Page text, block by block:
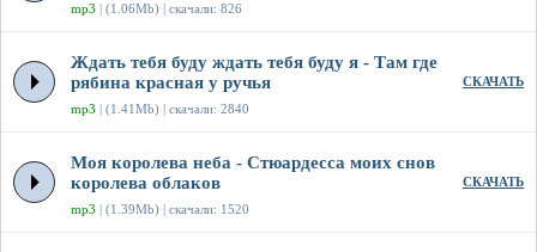
mp3 | (1.06Mb) | скачали: 826
Ждать тебя буду ждать тебя буду я - Там где
рябина красная у ручья
mp3 | (1.41Mb) | скачали: 2840
СКАЧАТЬ
Моя королева неба - Стюардесса моих снов
королева облаков
mp3 | (1.39Mb) | скачали: 1520
СКАЧАТЬ